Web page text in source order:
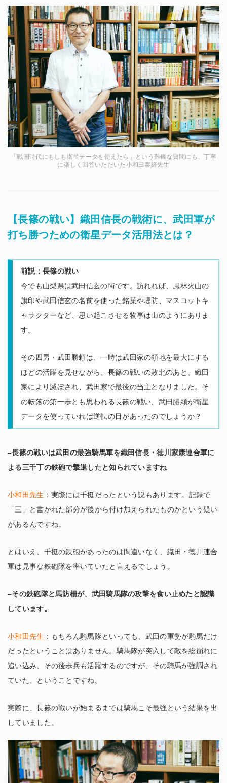
「戦国時代にもしも衛星データを使えたら」という難儀な質問にも、丁寧
に楽しく回答いただいた小和田泰経先生
【長篠の戦い】織田信長の戦術に、武田軍が
打ち勝つための衛星データ活用法とは？
前説：長篠の戦い
今でも山梨県は武田信玄の街です。訪れれば、風林火山の
旗印や武田信玄の名前を使った銘菓や堤防、マスコットキ
ャラクターなど、思い起こさせる物事は山のようにありま
す。
その四男・武田勝頼は、一時は武田家の領地を最大にする
ほどの活躍を見せながら、長篠の戦いの敗北のあと、織田
家により滅ぼされ、武田家で最後の当主となりました。そ
の転落の第一歩とも思われる長篠の戦い、武田勝頼が衛星
データを使っていれば逆転の目があったのでしょうか？
–長篠の戦いは武田の最強騎馬軍を織田信長・徳川家康連合軍に
よる三千丁の鉄砲で撃退したと知られていますね
小和田先生 ：実際には千挺だったという説もあります。記録で
「三」と書かれた部分が後から付け加えられたものかという疑い
があるんですね。
とはいえ、千挺の鉄砲があったのは間違いなく、織田・徳川連合
軍は見事な鉄砲隊を率いていたと言えるでしょう。
–その鉄砲隊と馬防柵が、武田騎馬隊の攻撃を食い止めたと認識
しています。
小和田先生 ：もちろん騎馬隊といっても、武田の軍勢が騎馬だけ
だったということはありません。騎馬隊が突入して敵を総崩れに
追い込み、その後歩兵も活躍するのですが、その騎馬が強調され
ていた、ということですね。
実際に、長篠の戦いが始まるまでは騎馬こそ最強という結果を出
していました。